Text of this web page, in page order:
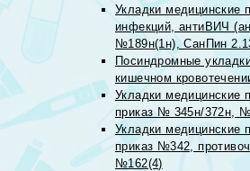
Укладки медицинские
инфекций, антиВИЧ
№189н(1н), СанПин
Посиндромные
кишечном
Укладки медицинские
приказ № 345н/372н,
Укладки медицинские
приказ №342,
№162(4)